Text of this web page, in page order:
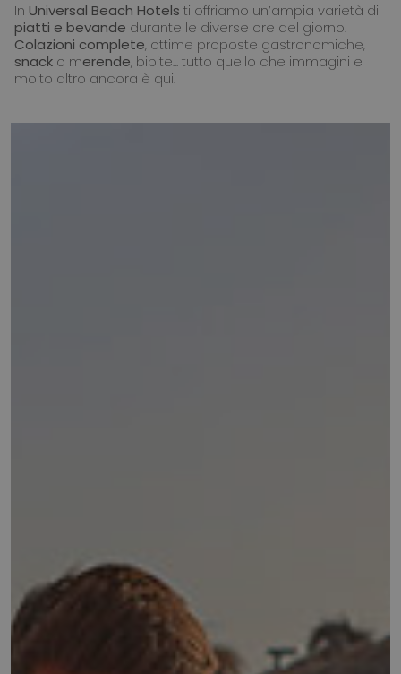
InUniversal Beach Hotels ti offriamo un’ampia varietà di
piatti e bevande durante le diverse ore del giorno.
Colazioni complete, ottime proposte gastronomiche,
snack o merende, bibite... tutto quello che immagini e
molto altro ancora è qui.